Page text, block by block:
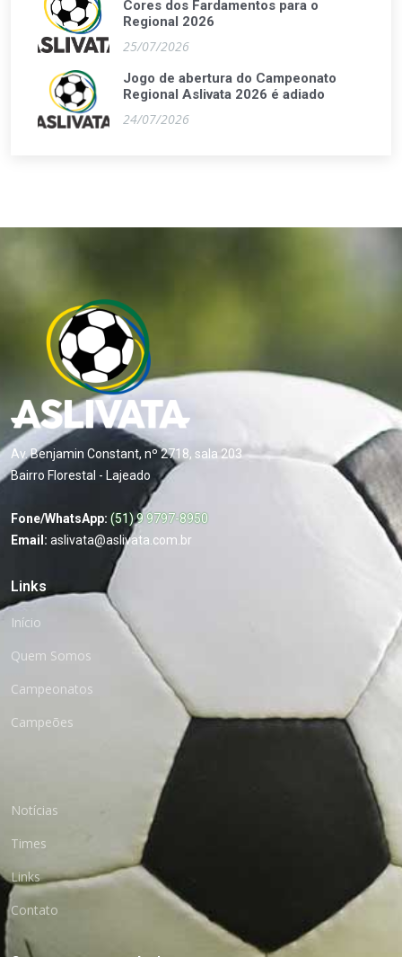
Cores dos Fardamentos para o
Regional 2026
25/07/2026
Jogo de abertura do Campeonato
Regional Aslivata 2026 é adiado
24/07/2026
Av. Benjamin Constant, nº 2718, sala 203
Bairro Florestal - Lajeado
Fone/WhatsApp: (51) 9 9797-8950
Email: aslivata@aslivata.com.br
Links
Início
Quem Somos
Campeonatos
Campeões
Notícias
Times
Links
Contato